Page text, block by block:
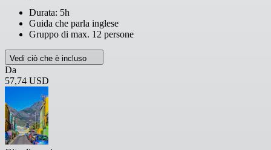
Durata: 5h
Guida che parla inglese
Gruppo di max. 12 persone
Vedi ciò che è incluso
Da
57,74 USD